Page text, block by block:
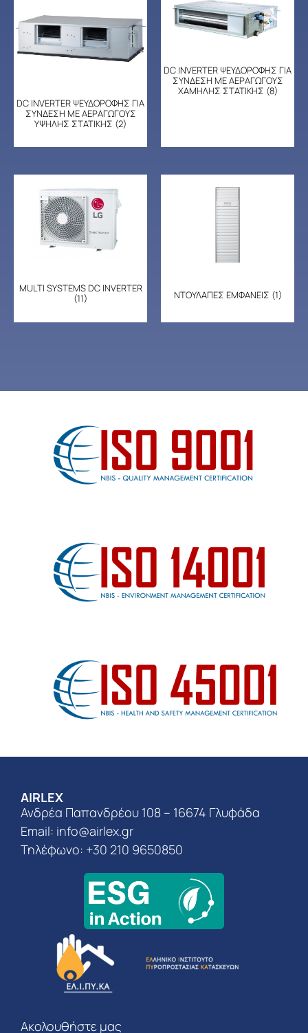
DC INVERTER ΨΕΥΔΟΡΟΦΗΣ ΓΙΑ
ΣΥΝΔΕΣΗ ΜΕ ΑΕΡΑΓΩΓΟΥΣ
ΥΨΗΛΗΣ ΣΤΑΤΙΚΗΣ (2)
DC INVERTER ΨΕΥΔΟΡΟΦΗΣ ΓΙΑ
ΣΥΝΔΕΣΗ ΜΕ ΑΕΡΑΓΩΓΟΥΣ
ΧΑΜΗΛΗΣ ΣΤΑΤΙΚΗΣ (8)
MULTI SYSTEMS DC INVERTER
(11)
ΝΤΟΥΛΑΠΕΣ ΕΜΦΑΝΕΙΣ (1)
AIRLEX
Ανδρέα Παπανδρέου 108 – 16674 Γλυφάδα
Email: info@airlex.gr
Τηλέφωνο: +30 210 9650850
Ακολουθήστε μας